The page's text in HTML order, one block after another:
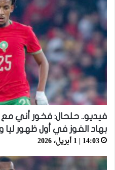
فيديو.. حلحال: فخور أني
بهاد الفوز في أول ظهور ليا
14:03 | 1 أبريل، 2026